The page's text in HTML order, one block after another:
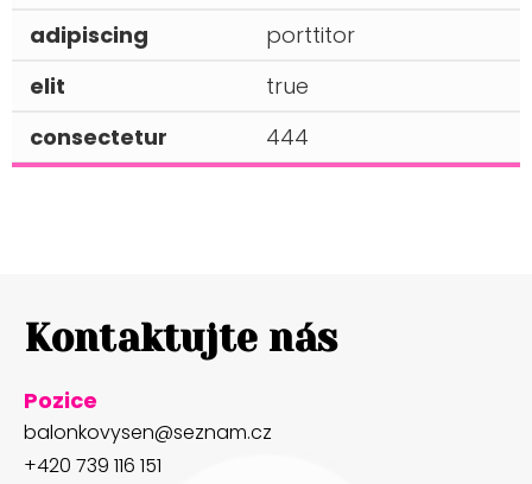
porttitor
true
444
Kontaktujte nás
Pozice
balonkovysen@seznam.cz
+420 739 116 151